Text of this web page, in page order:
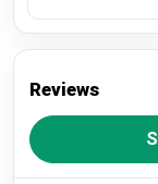
Reviews